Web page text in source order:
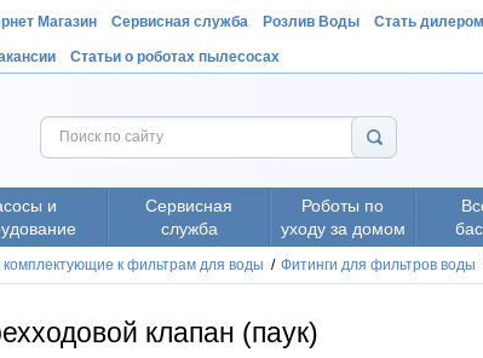
Магазин Сервисная служба Розлив Воды Стать дилером
Статьи о роботах пылесосах
и
Сервисная
служба
Роботы по
уходу за домом
комплектующие к фильтрам для воды / Фитинги для фильтров воды
клапан (паук)